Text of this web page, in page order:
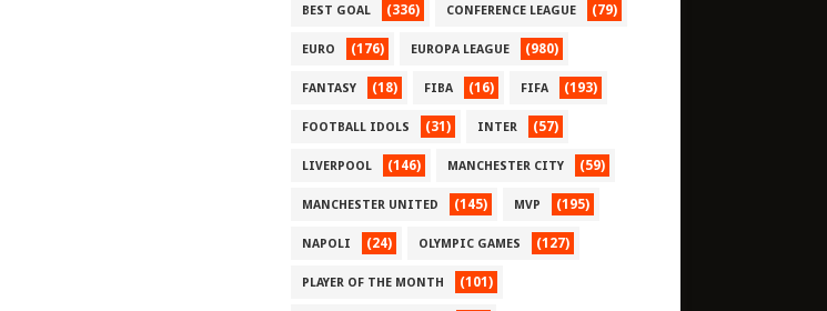
BEST GOAL (336) CONFERENCE LEAGUE (79)
EURO (176) EUROPA LEAGUE (980)
FANTASY (18) FIBA (16) FIFA (193)
FOOTBALL IDOLS (31) INTER (57)
LIVERPOOL (146) MANCHESTER CITY (59)
MANCHESTER UNITED (145) MVP (195)
NAPOLI (24) OLYMPIC GAMES (127)
PLAYER OF THE MONTH (101)